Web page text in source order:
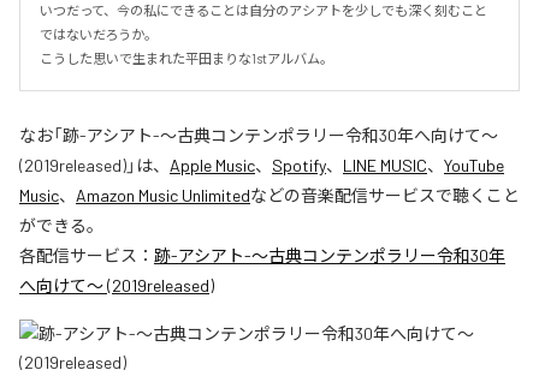
いつだって、今の私にできることは自分のアシアトを少しでも深く刻むこと
ではないだろうか。
こうした思いで生まれた平田まりな1stアルバム。
なお「跡-アシアト-〜古典コンテンポラリー令和30年へ向けて〜
(2019released)」は、 Apple Music、 Spotify、 LINE MUSIC、 YouTube
Music、 Amazon Music Unlimitedなどの音楽配信サービスで聴くこと
ができる。
各配信サービス： 跡-アシアト-〜古典コンテンポラリー令和30年
へ向けて〜 (2019released)